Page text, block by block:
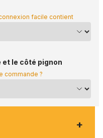
facile contient
et le côté pignon
commande ?
+